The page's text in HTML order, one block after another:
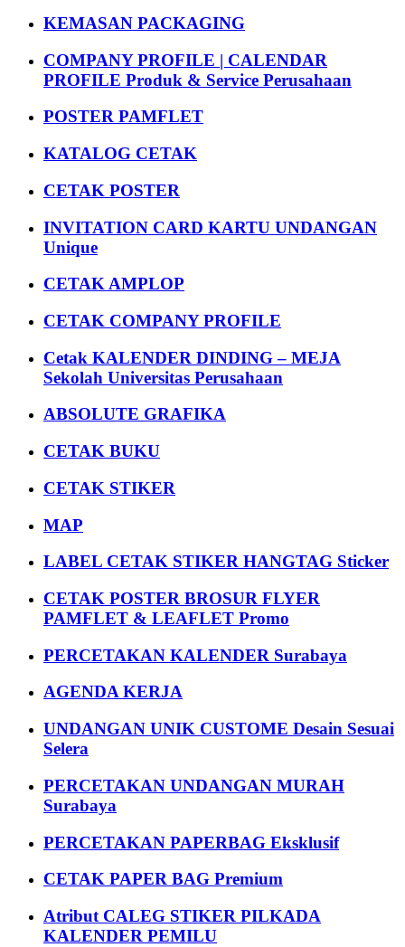
KEMASAN PACKAGING
COMPANY PROFILE | CALENDAR
PROFILE Produk & Service Perusahaan
POSTER PAMFLET
KATALOG CETAK
CETAK POSTER
INVITATION CARD KARTU UNDANGAN
Unique
CETAK AMPLOP
CETAK COMPANY PROFILE
Cetak KALENDER DINDING – MEJA
Sekolah Universitas Perusahaan
ABSOLUTE GRAFIKA
CETAK BUKU
CETAK STIKER
MAP
LABEL CETAK STIKER HANGTAG Sticker
CETAK POSTER BROSUR FLYER
PAMFLET & LEAFLET Promo
PERCETAKAN KALENDER Surabaya
AGENDA KERJA
UNDANGAN UNIK CUSTOME Desain Sesuai
Selera
PERCETAKAN UNDANGAN MURAH
Surabaya
PERCETAKAN PAPERBAG Eksklusif
CETAK PAPER BAG Premium
Atribut CALEG STIKER PILKADA
KALENDER PEMILU